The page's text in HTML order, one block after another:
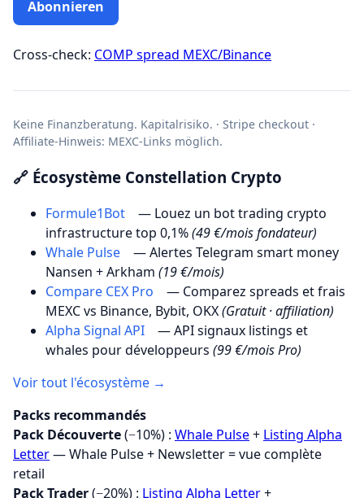
Abonnieren
Cross-check: COMP spread MEXC/Binance
Keine Finanzberatung. Kapitalrisiko. · Stripe checkout ·
Affiliate-Hinweis: MEXC-Links möglich.
🔗 Écosystème Constellation Crypto
Formule1Bot
— Louez un bot trading crypto
infrastructure top 0,1%(49 €/mois fondateur)
Whale Pulse
— Alertes Telegram smart money
Nansen + Arkham (19 €/mois)
Compare CEX Pro
— Comparez spreads et frais
MEXC vs Binance, Bybit, OKX(Gratuit · affiliation)
Alpha Signal API
— API signaux listings et
whales pour développeurs (99 €/mois Pro)
Voir tout l'écosystème →
Packs recommandés
Pack Découverte(−10%) : Whale Pulse+ Listing Alpha
Letter— Whale Pulse + Newsletter = vue complète
retail
Pack Trader(−20%) : Listing Alpha Letter+